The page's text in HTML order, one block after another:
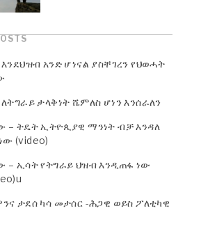
እንደህዝብ አንድ ሆነናል ያስቸገረን የህወሓት
ለትግራይ ታላቅነት ሼምለስ ሆነን እንሰራለን
– ትዴት ኢትዮጲያዊ ማንነት ብቻ እንዳለ
(video)
– ኢሳት የትግራይ ህዝብ እንዲጠፋ ነው
ታደሰ ካሳ መታሰር -ሕጋዊ ወይስ ፖለቲካዊ